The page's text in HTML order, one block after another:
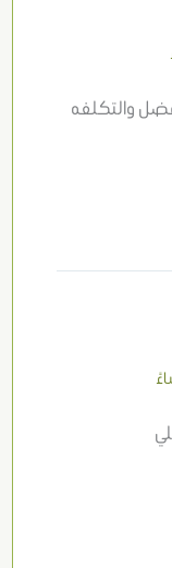
والتكلفه